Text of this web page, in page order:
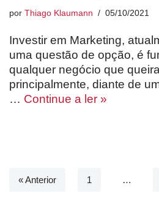
por Thiago Klaumann 05/10/2021
Investir em Marketing,
uma questão de opção, é
qualquer negócio que
principalmente, diante de
… Continue a ler »
« Anterior 1 …